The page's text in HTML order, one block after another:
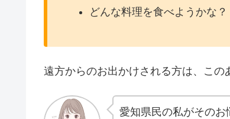
どんな料理を食べようかな？
遠方からのお出かけされる方は、この
愛知県民の私がそのお